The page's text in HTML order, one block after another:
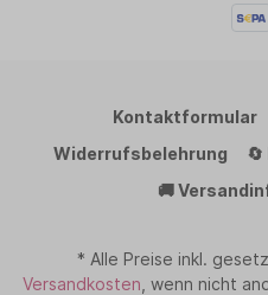
Kontaktformular
Widerrufsbelehrung
🚚
* Alle Preise inkl.
Versandkosten , wenn nicht